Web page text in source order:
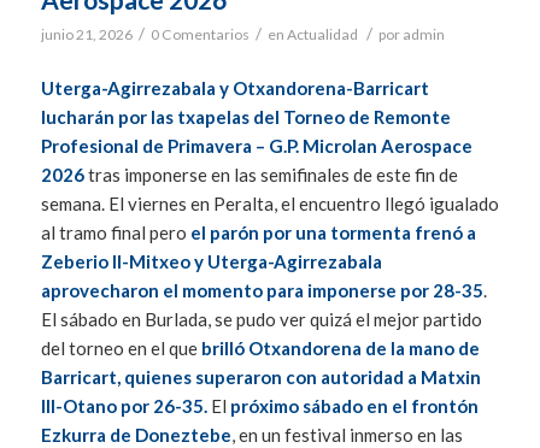
junio 21, 2026 / 0 Comentarios / en Actualidad / por admin
Uterga-Agirrezabala y Otxandorena-Barricart
lucharán por las txapelas del Torneo de Remonte
Profesional de Primavera – G.P. Microlan Aerospace
2026tras imponerse en las semifinales de este fin de
semana. El viernes en Peralta, el encuentro llegó igualado
al tramo final pero el parón por una tormenta frenó a
Zeberio II-Mitxeo y Uterga-Agirrezabala
aprovecharon el momento para imponerse por 28-35.
El sábado en Burlada, se pudo ver quizá el mejor partido
del torneo en el quebrilló Otxandorena de la mano de
Barricart, quienes superaron con autoridad a Matxin
III-Otano por 26-35.El próximo sábado en el frontón
Ezkurra de Doneztebe, en un festival inmerso en las